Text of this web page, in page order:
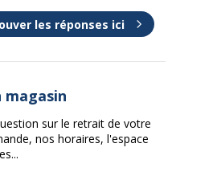
les réponses ici
magasin
sur le retrait de votre
nos horaires, l'espace